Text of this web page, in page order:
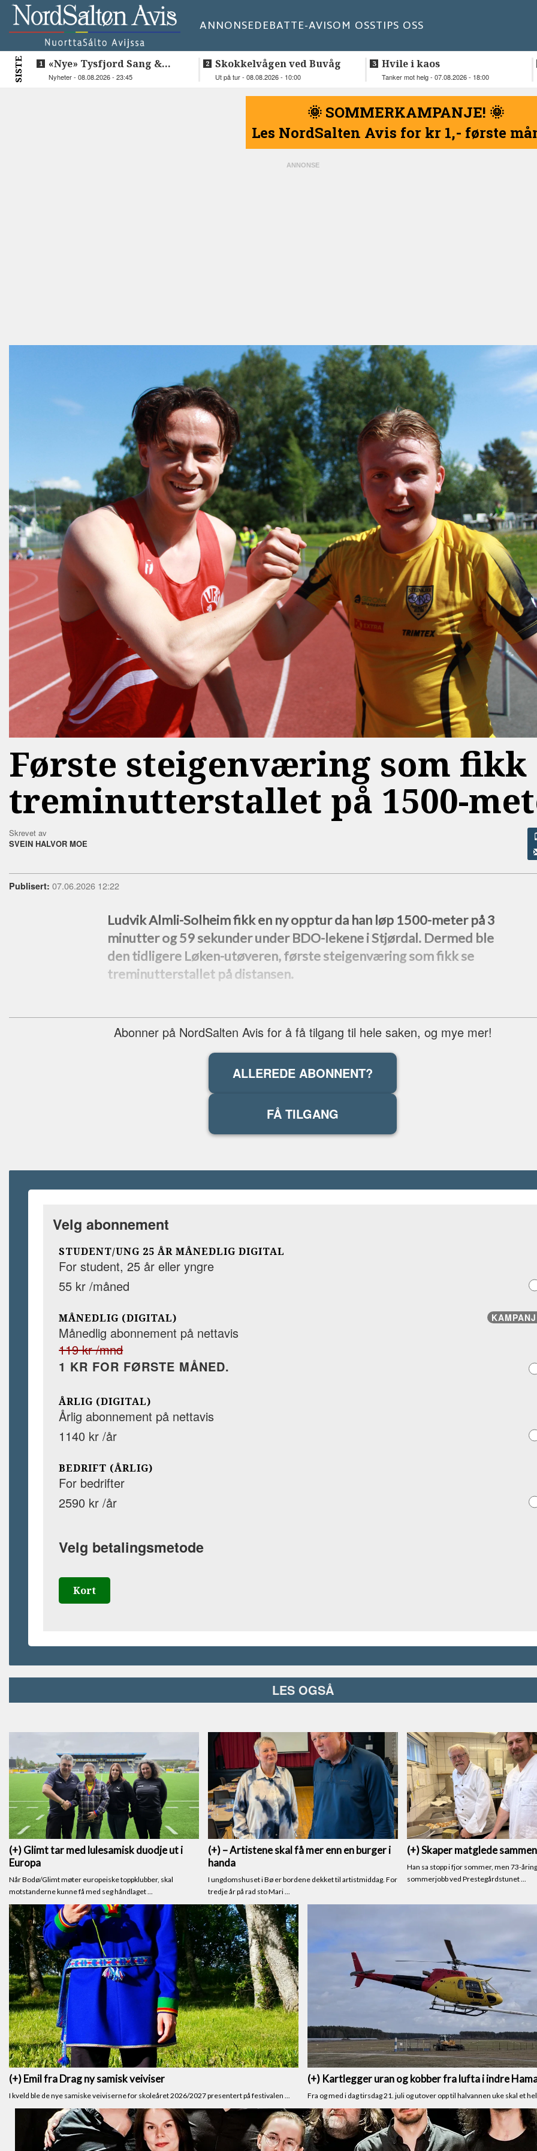
ANNONSEDEBATTE-AVISOM OSSTIPS OSS
SISTE
«Nye» Tysfjord Sang &
Sement hyllet sin avdøde
Nyheter - 08.08.2026 - 23:45
Skokkelvågen ved Buvåg
Ut på tur - 08.08.2026 - 10:00
Hvile i kaos
Tanker mot helg - 07.08.2026 - 18:00
🌞 SOMMERKAMPANJE! 🌞
Les NordSalten Avis for kr 1,- første
Første steigenværing som fikk
treminutterstallet på 1500-
Skrevet av
SVEIN HALVOR MOE
Publisert: 07.06.2026 12:22
Ludvik Almli-Solheim fikk en ny opptur da han løp 1500-meter på 3
minutter og 59 sekunder under BDO-lekene i Stjørdal. Dermed ble
den tidligere Løken-utøveren, første steigenværing som fikk se
treminutterstallet på distansen.
Abonner på NordSalten Avis for å få tilgang til hele saken, og mye mer!
ALLEREDE ABONNENT?
FÅ TILGANG
Velg abonnement
STUDENT/UNG 25 ÅR MÅNEDLIG DIGITAL
For student, 25 år eller yngre
55 kr /måned
MÅNEDLIG (DIGITAL)
Månedlig abonnement på nettavis
119 kr /mnd
1 KR FOR FØRSTE MÅNED.
ÅRLIG (DIGITAL)
Årlig abonnement på nettavis
1140 kr /år
BEDRIFT (ÅRLIG)
For bedrifter
2590 kr /år
Velg betalingsmetode
Kort
LES OGSÅ